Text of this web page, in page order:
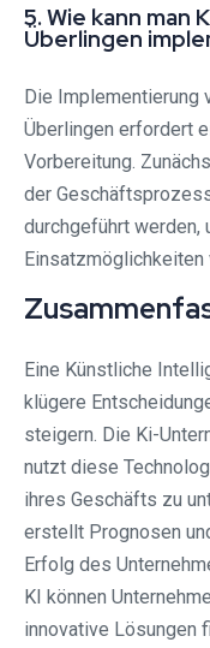
5. Wie kann man
Überlingen
Die Implementierung
Überlingen erfordert
Vorbereitung.
der
durchgeführt werden,
Einsatzmöglichkeiten
Eine Künstliche
klügere
steigern. Die Ki-
nutzt diese
ihres Geschäfts zu
erstellt Prognosen
Erfolg des
KI können
innovative Lösungen